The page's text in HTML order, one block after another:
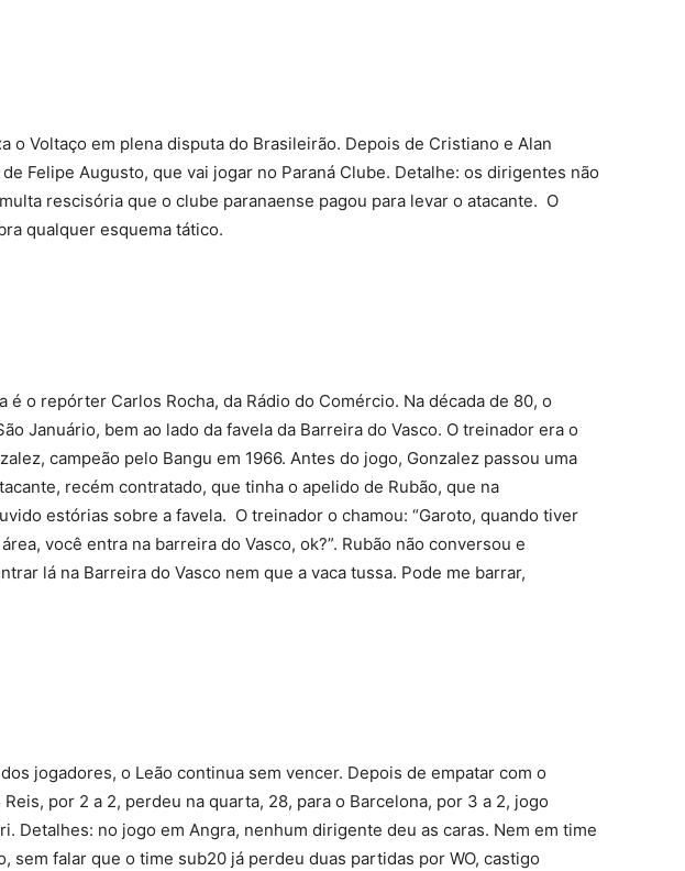
o Voltaço em plena disputa do Brasileirão. Depois de Cristiano e Alan
Felipe Augusto, que vai jogar no Paraná Clube. Detalhe: os dirigentes não
rescisória que o clube paranaense pagou para levar o atacante. O
qualquer esquema tático.
é o repórter Carlos Rocha, da Rádio do Comércio. Na década de 80, o
Januário, bem ao lado da favela da Barreira do Vasco. O treinador era o
campeão pelo Bangu em 1966. Antes do jogo, Gonzalez passou uma
recém contratado, que tinha o apelido de Rubão, que na
estórias sobre a favela. O treinador o chamou: “Garoto, quando tiver
você entra na barreira do Vasco, ok?”. Rubão não conversou e
lá na Barreira do Vasco nem que a vaca tussa. Pode me barrar,
jogadores, o Leão continua sem vencer. Depois de empatar com o
por 2 a 2, perdeu na quarta, 28, para o Barcelona, por 3 a 2, jogo
Detalhes: no jogo em Angra, nenhum dirigente deu as caras. Nem em time
sem falar que o time sub20 já perdeu duas partidas por WO, castigo